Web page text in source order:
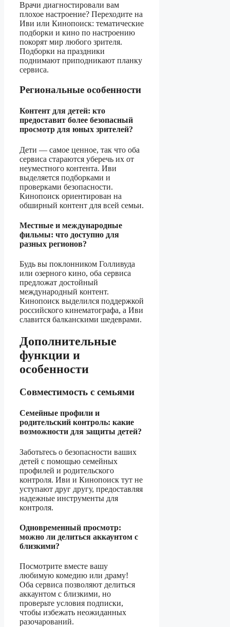
Врачи диагностировали вам
плохое настроение? Переходите на
Иви или Кинопоиск: тематические
подборки и кино по настроению
покорят мир любого зрителя.
Подборки на праздники
поднимают приподникают планку
сервиса.
Региональные особенности
Контент для детей: кто
предоставит более безопасный
просмотр для юных зрителей?
Дети — самое ценное, так что оба
сервиса стараются уберечь их от
неуместного контента. Иви
выделяется подборками и
проверками безопасности.
Кинопоиск ориентирован на
обширный контент для всей семьи.
Местные и международные
фильмы: что доступно для
разных регионов?
Будь вы поклонником Голливуда
или озерного кино, оба сервиса
предложат достойный
международный контент.
Кинопоиск выделился поддержкой
российского кинематографа, а Иви
славится балканскими шедеврами.
Дополнительные
функции и
особенности
Совместимость с семьями
Семейные профили и
родительский контроль: какие
возможности для защиты детей?
Заботьтесь о безопасности ваших
детей с помощью семейных
профилей и родительского
контроля. Иви и Кинопоиск тут не
уступают друг другу, предоставляя
надежные инструменты для
контроля.
Одновременный просмотр:
можно ли делиться аккаунтом с
близкими?
Посмотрите вместе вашу
любимую комедию или драму!
Оба сервиса позволяют делиться
аккаунтом с близкими, но
проверьте условия подписки,
чтобы избежать неожиданных
разочарований.